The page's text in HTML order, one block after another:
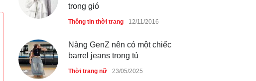
trong gió
Thông tin thời trang 12/11/2016
Nàng GenZ nên có một chiếc
barrel jeans trong tủ
Thời trang nữ 23/05/2025